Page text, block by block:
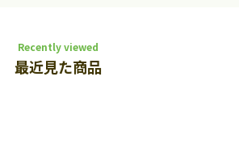
Recently viewed
最近見た商品